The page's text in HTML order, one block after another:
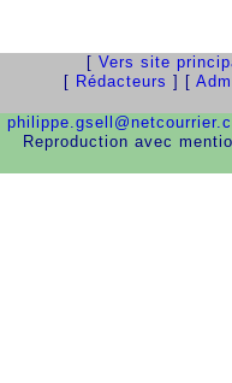
[ Vers site
[ Rédacteurs ] [
Reproduction avec